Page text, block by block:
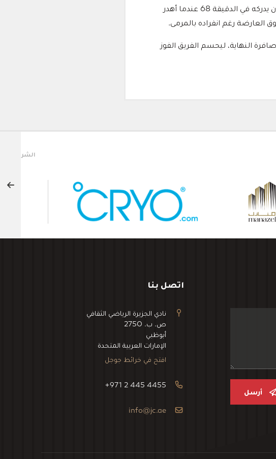
وفي الشوط الثاني، كثف دبا من ضغطه الهجومي بحثًا عن هدف التعادل، وكاد أن يدركه في الدقيقة 68 عندما أهدر
رغم انفراده بالمرمى.
النهاية، ليحسم الفريق الفوز
أرسل
اتصل بنا
نادي الجزيرة الرياضي الثقافي
ص. ب. 2750
أبوظبي
الإمارات العربية المتحدة
افتح في خرائط جوجل
+971 2 445 4455
info@jc.ae